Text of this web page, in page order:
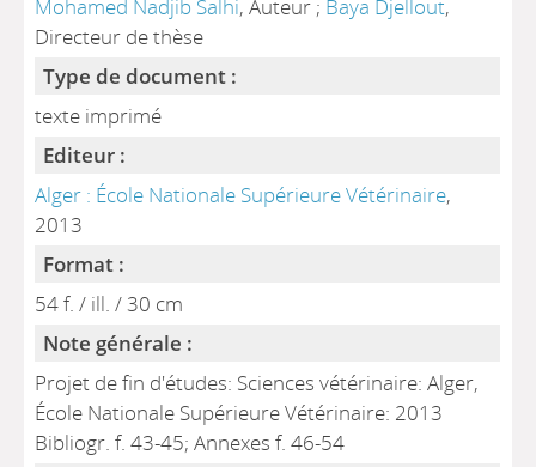
Mohamed Nadjib Salhi, Auteur ; Baya Djellout,
Directeur de thèse
Type de document :
texte imprimé
Editeur :
Alger : École Nationale Supérieure Vétérinaire,
2013
Format :
54 f. / ill. / 30 cm
Note générale :
Projet de fin d'études: Sciences vétérinaire: Alger,
École Nationale Supérieure Vétérinaire: 2013
Bibliogr. f. 43-45; Annexes f. 46-54